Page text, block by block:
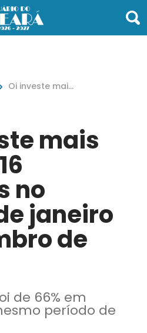
Oi investe mais
bro de 2019mais
no
janeiro
de
de 66% em
período de